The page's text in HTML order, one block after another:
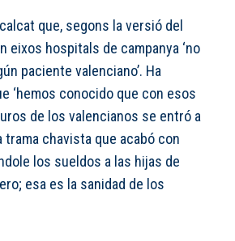
que, segons la versió del
eixos hospitals de campanya ‘no
paciente valenciano’. Ha
‘hemos conocido que con esos
de los valencianos se entró a
trama chavista que acabó con
los sueldos a las hijas de
esa es la sanidad de los